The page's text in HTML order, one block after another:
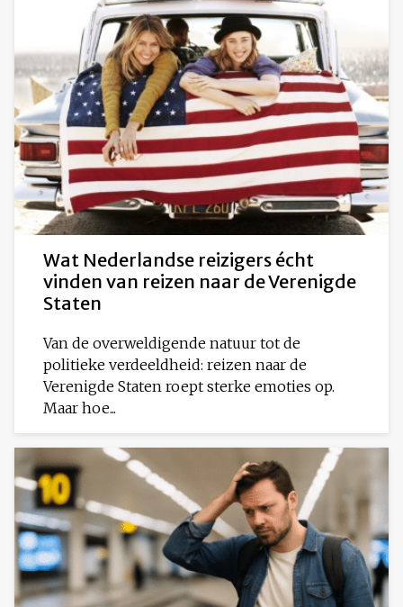
Wat Nederlandse reizigers écht
vinden van reizen naar de Verenigde
Staten
Van de overweldigende natuur tot de
politieke verdeeldheid: reizen naar de
Verenigde Staten roept sterke emoties op.
Maar hoe...